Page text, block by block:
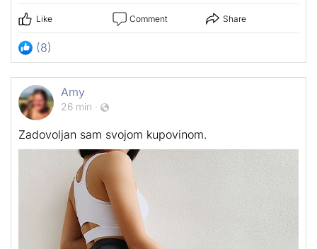
Like Comment Share
(8)
Amy
26 min ·
Zadovoljan sam svojom kupovinom.